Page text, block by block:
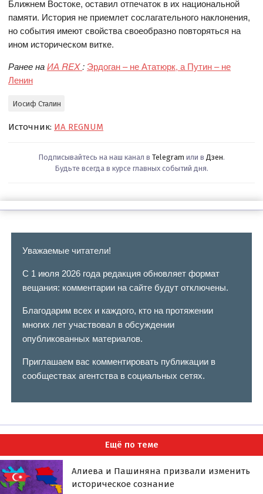
Ближнем Востоке, оставил отпечаток в их национальной
памяти. История не приемлет сослагательного наклонения,
но события имеют свойства своеобразно повторяться на
ином историческом витке.
Ранее наИА REX: Эрдоган – не Ататюрк, а Путин – не
Ленин
Иосиф Сталин
Источник: ИА REGNUM
Подписывайтесь на наш канал в Telegram или в Дзен.
Будьте всегда в курсе главных событий дня.
Уважаемые читатели!
С 1 июля 2026 года редакция обновляет формат
вещания: комментарии на сайте будут отключены.
Благодарим всех и каждого, кто на протяжении
многих лет участвовал в обсуждении
опубликованных материалов.
Приглашаем вас комментировать публикации в
сообществах агентства в социальных сетях.
Ещё по теме
Алиева и Пашиняна призвали изменить
историческое сознание